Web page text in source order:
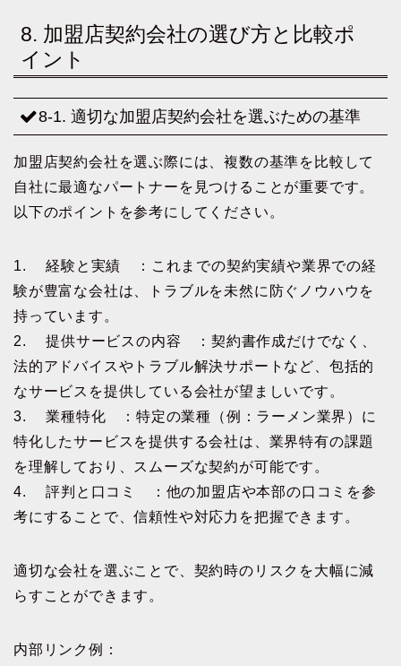
8. 加盟店契約会社の選び方と比較ポ
イント
8-1. 適切な加盟店契約会社を選ぶための基準
加盟店契約会社を選ぶ際には、複数の基準を比較して
自社に最適なパートナーを見つけることが重要です。
以下のポイントを参考にしてください。
1. 経験と実績 ：これまでの契約実績や業界での経
験が豊富な会社は、トラブルを未然に防ぐノウハウを
持っています。
2. 提供サービスの内容 ：契約書作成だけでなく、
法的アドバイスやトラブル解決サポートなど、包括的
なサービスを提供している会社が望ましいです。
3. 業種特化 ：特定の業種（例：ラーメン業界）に
特化したサービスを提供する会社は、業界特有の課題
を理解しており、スムーズな契約が可能です。
4. 評判と口コミ ：他の加盟店や本部の口コミを参
考にすることで、信頼性や対応力を把握できます。
適切な会社を選ぶことで、契約時のリスクを大幅に減
らすことができます。
内部リンク例：